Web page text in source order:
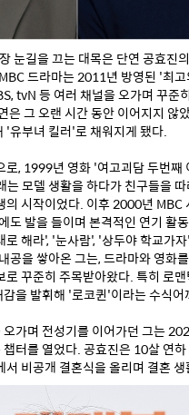
눈길을 끄는 대목은 단연 공효진
드라마는 2011년 방영된 '최고
tvN 등 여러 채널을 오가며 꾸준
은 그 오랜 시간 동안 이어지지 않
'유부녀 킬러'로 채워지게 됐다.
, 1999년 영화 '여고괴담 두번째
는 모델 생활을 하다가 친구들을
의 시작이었다. 이후 2000년 MBC
도 발을 들이며 본격적인 연기 활
로 해라', '눈사람', '상두야 학교가
공을 쌓아온 그는, 드라마와 영화
로 꾸준히 주목받아왔다. 특히 로맨
을 발휘해 '로코퀸'이라는 수식어
가며 전성기를 이어가던 그는
터를 열었다. 공효진은 10살 연
서 비공개 결혼식을 올리며 결혼